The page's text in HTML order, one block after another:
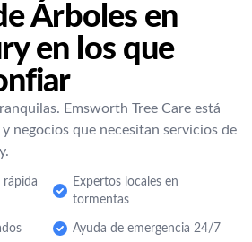
Árboles en
en los que
Emsworth Tree Care está
negocios que necesitan servicios de
rápida
Expertos locales en
tormentas
Ayuda de emergencia 24/7